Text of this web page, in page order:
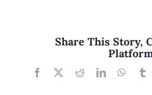
Share This Story,
Facebook
X RedditLinkedIn